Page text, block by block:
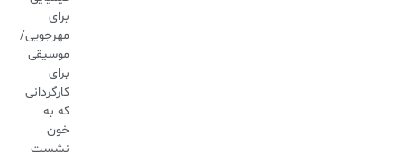
برای
مهرجویی/
موسیقی
برای
کارگردانی
که به
خون
نشست